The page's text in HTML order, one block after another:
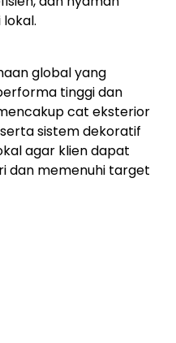
global yang
tinggi dan
cat eksterior
sistem dekoratif
agar klien dapat
dan memenuhi target